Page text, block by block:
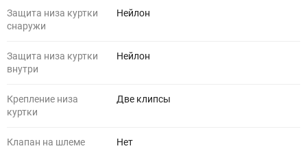
Защита низа куртки
снаружи
Нейлон
Защита низа куртки
внутри
Нейлон
Крепление низа
куртки
Две клипсы
Клапан на шлеме Нет